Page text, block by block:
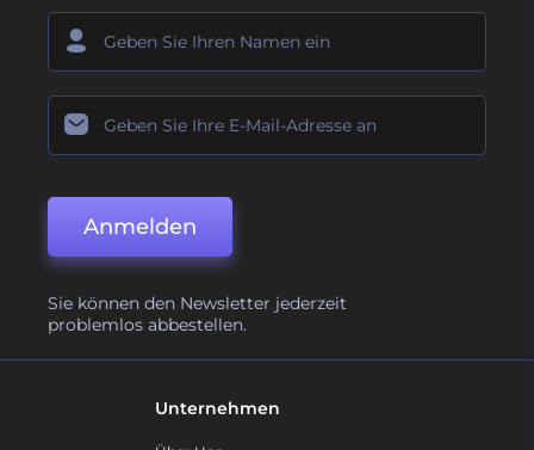
Anmelden
Sie können den Newsletter jederzeit
problemlos abbestellen.
Unternehmen